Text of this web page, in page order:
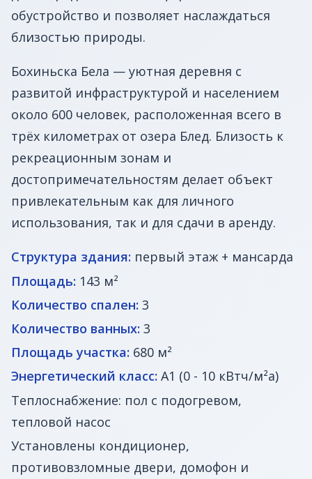
обустройство и позволяет наслаждаться
близостью природы.
Бохиньска Бела — уютная деревня с
развитой инфраструктурой и населением
около 600 человек, расположенная всего в
трёх километрах от озера Блед. Близость к
рекреационным зонам и
достопримечательностям делает объект
привлекательным как для личного
использования, так и для сдачи в аренду.
Структура здания: первый этаж + мансарда
Площадь: 143 м²
Количество спален: 3
Количество ванных: 3
Площадь участка: 680 м²
Энергетический класс: A1 (0 - 10 кВтч/м²a)
Теплоснабжение: пол с подогревом,
тепловой насос
Установлены кондиционер,
противовзломные двери, домофон и